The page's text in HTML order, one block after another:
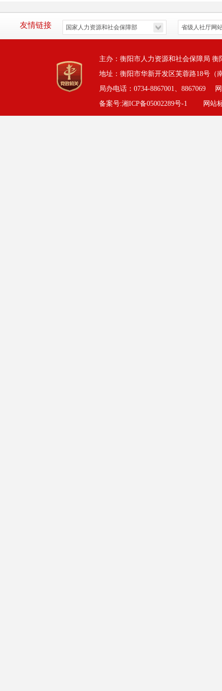
友情链接
主办：衡阳市人力资源和社会保障局
地址：衡阳市华新开发区芙蓉路18号
局办电话：0734-8867001、8867069
备案号:湘ICP备05002289号-1
网站标